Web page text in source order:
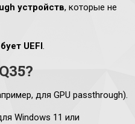
устройств, которые не
UEFI.
для GPU passthrough).
Windows 11 или